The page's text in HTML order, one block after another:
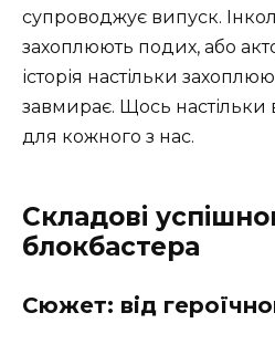
супроводжує випуск.
захоплюють подих, або
історія настільки
завмирає. Щось настільки
для кожного з нас.
Складові
блокбастера
Сюжет: від